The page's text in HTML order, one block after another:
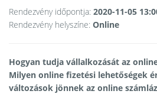
Rendezvény időpontja: 2020-11-05
Rendezvény helyszíne: Online
Hogyan tudja vállalkozását az
Milyen online fizetési lehetőségek
változások jönnek az online